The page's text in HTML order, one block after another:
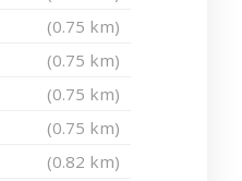
(0.75 km)
(0.75 km)
(0.75 km)
(0.75 km)
(0.82 km)